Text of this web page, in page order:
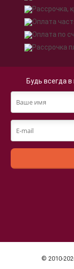
Будь всегда
© 2010-
Продолжая